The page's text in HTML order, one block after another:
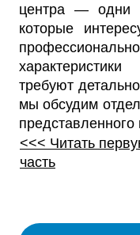
центра — одни
которые
требуют
мы обсудим
представленного
<<< Читать
часть